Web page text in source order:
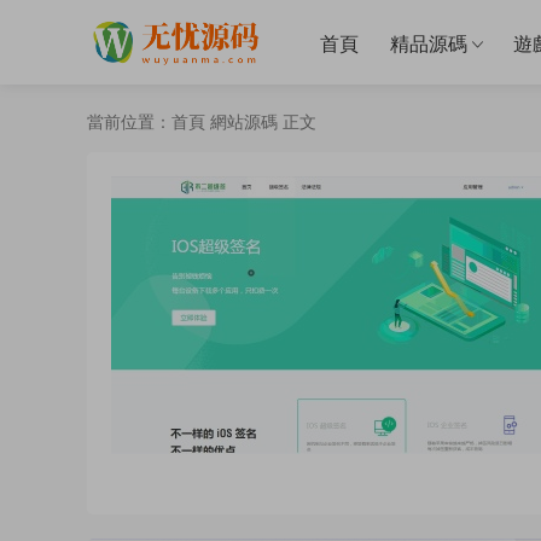
首頁 精品源碼 遊
當前位置： 首頁 網站源碼 正文